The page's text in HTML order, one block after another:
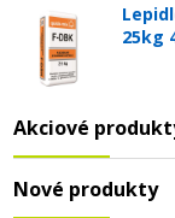
25kg
Akciové
Nové produkty